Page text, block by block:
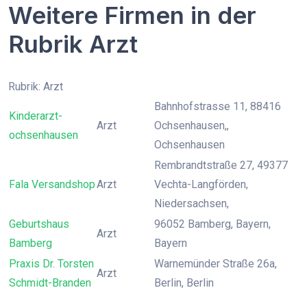
Weitere Firmen in der
Rubrik Arzt
Rubrik: Arzt
Kinderarzt-
ochsenhausen
Arzt
Bahnhofstrasse 11, 88416
Ochsenhausen,,
Ochsenhausen
Fala VersandshopArzt
Rembrandtstraße 27, 49377
Vechta-Langförden,
Niedersachsen,
Geburtshaus
Bamberg
Arzt
96052 Bamberg, Bayern,
Bayern
Praxis Dr. Torsten
Schmidt-Branden
Arzt
Warnemünder Straße 26a,
Berlin, Berlin